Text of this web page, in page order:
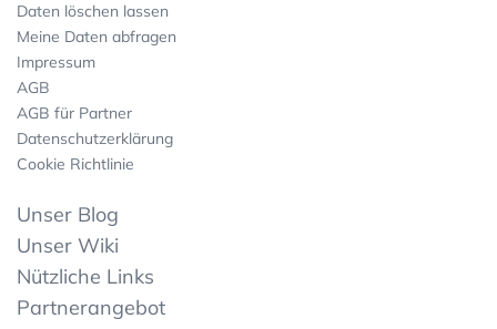
Daten löschen lassen
Meine Daten abfragen
Impressum
AGB
AGB für Partner
Datenschutzerklärung
Cookie Richtlinie
Unser Blog
Unser Wiki
Nützliche Links
Partnerangebot